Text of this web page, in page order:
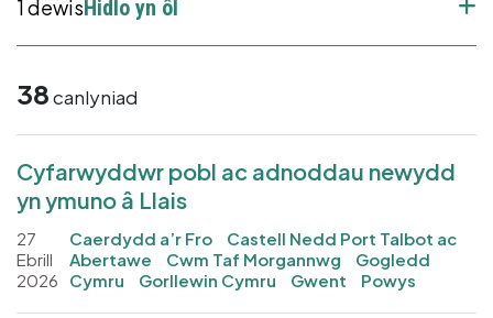
Hidlo yn ôl
1 dewis
38canlyniad
Cyfarwyddwr pobl ac adnoddau newydd
yn ymuno â Llais
27
Ebrill
2026
Caerdydd a’r Fro
Castell Nedd Port Talbot ac
Abertawe
Cwm Taf Morgannwg
Gogledd
Cymru
Gorllewin Cymru Gwent Powys